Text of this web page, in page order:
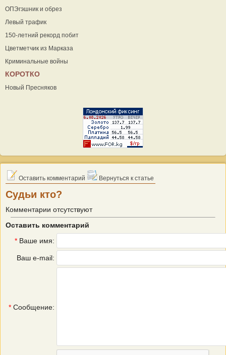
ОПЭгэшник и обрез
Левый трафик
150-летний рекорд побит
Цветметчик из Марказа
Криминальные войны
КОРОТКО
Новый Пресняков
Оставить комментарий Вернуться к статье
Судьи кто?
Комментарии отсутствуют
Оставить комментарий
* Ваше имя:
Ваш e-mail:
* Сообщение: